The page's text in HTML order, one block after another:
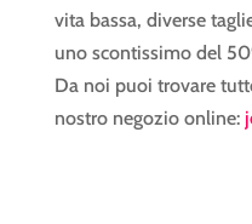
vita bassa, diverse
uno scontissimo del
Da noi puoi trovare
nostro negozio online: